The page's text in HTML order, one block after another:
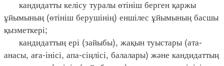
кандидатты келісу туралы өтініш берген қаржы
ұйымының (өтініш берушінің) еншілес ұйымының басшы
қызметкері;
кандидаттың ері (зайыбы), жақын туыстары (ата-
анасы, аға-інісі, апа-сіңлісі, балалары) және кандидаттың